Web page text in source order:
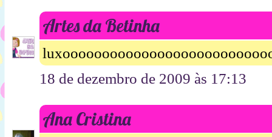
Artes da Betinha
18 de dezembro de 2009 às 17:13
Ana Cristina